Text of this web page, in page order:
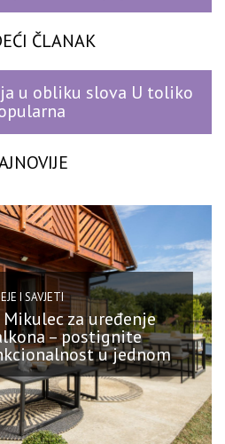
ČLANAK
u obliku slova U toliko
I SAVJETI
za uređenje
– postignite
u jednom